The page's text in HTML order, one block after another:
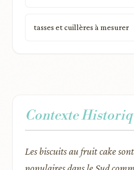
tasses et cuillères à mesurer
Contexte
Les biscuits au fruit cake